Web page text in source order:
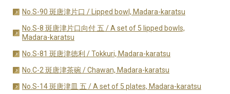
No.S-90 斑唐津片口 / Lipped bowl, Madara-karatsu
No.S-8 斑唐津片口向付 五 / A set of 5 lipped bowls,
Madara-karatsu
No.S-81 斑唐津徳利 / Tokkuri, Madara-karatsu
No.C-2 斑唐津茶碗 / Chawan, Madara-karatsu
No.S-14 斑唐津皿 五 / A set of 5 plates, Madara-karatsu